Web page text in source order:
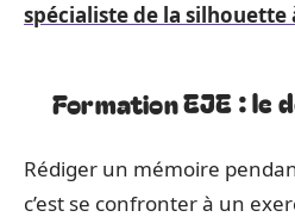
spécialiste de la silhouette
Formation EJE : le
Rédiger un mémoire
c’est se confronter à un